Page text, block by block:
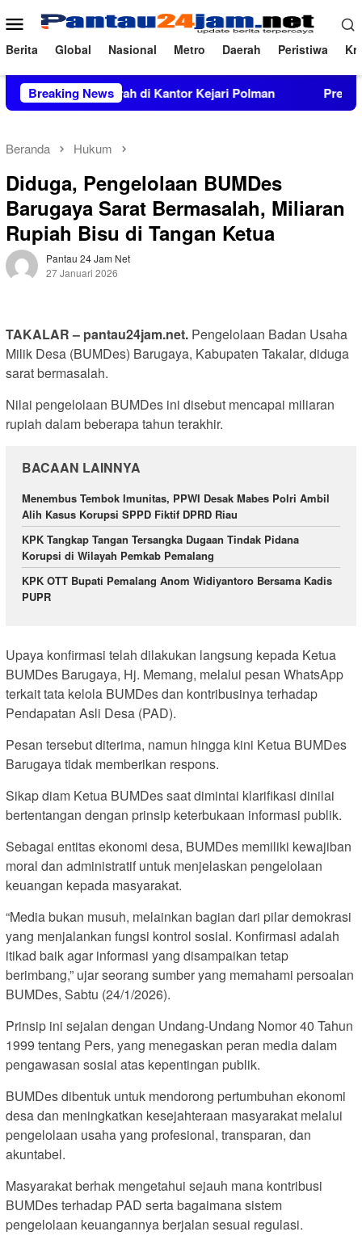
ke
konten
Menu
Mobile
Berita Global Nasional Metro Daerah Peristiwa
Breaking News
Inkrah di Kantor Kejari Polman Prevalensi
Beranda Hukum
Diduga, Pengelolaan BUMDes
Barugaya Sarat Bermasalah, Miliaran
Rupiah Bisu di Tangan Ketua
Pantau 24 Jam Net
27 Januari 2026
TAKALAR – pantau24jam.net. Pengelolaan Badan Usaha
Milik Desa (BUMDes) Barugaya, Kabupaten Takalar, diduga
sarat bermasalah.
Nilai pengelolaan BUMDes ini disebut mencapai miliaran
rupiah dalam beberapa tahun terakhir.
BACAAN LAINNYA
Menembus Tembok Imunitas, PPWI Desak Mabes Polri Ambil
Alih Kasus Korupsi SPPD Fiktif DPRD Riau
KPK Tangkap Tangan Tersangka Dugaan Tindak Pidana
Korupsi di Wilayah Pemkab Pemalang
KPK OTT Bupati Pemalang Anom Widiyantoro Bersama Kadis
PUPR
Upaya konfirmasi telah dilakukan langsung kepada Ketua
BUMDes Barugaya, Hj. Memang, melalui pesan WhatsApp
terkait tata kelola BUMDes dan kontribusinya terhadap
Pendapatan Asli Desa (PAD).
Pesan tersebut diterima, namun hingga kini Ketua BUMDes
Barugaya tidak memberikan respons.
Sikap diam Ketua BUMDes saat dimintai klarifikasi dinilai
bertentangan dengan prinsip keterbukaan informasi publik.
Sebagai entitas ekonomi desa, BUMDes memiliki kewajiban
moral dan administratif untuk menjelaskan pengelolaan
keuangan kepada masyarakat.
“Media bukan musuh, melainkan bagian dari pilar demokrasi
yang menjalankan fungsi kontrol sosial. Konfirmasi adalah
itikad baik agar informasi yang disampaikan tetap
berimbang,” ujar seorang sumber yang memahami persoalan
BUMDes, Sabtu (24/1/2026).
Prinsip ini sejalan dengan Undang-Undang Nomor 40 Tahun
1999 tentang Pers, yang menegaskan peran media dalam
pengawasan sosial atas kepentingan publik.
BUMDes dibentuk untuk mendorong pertumbuhan ekonomi
desa dan meningkatkan kesejahteraan masyarakat melalui
pengelolaan usaha yang profesional, transparan, dan
akuntabel.
Masyarakat berhak mengetahui sejauh mana kontribusi
BUMDes terhadap PAD serta bagaimana sistem
pengelolaan keuangannya berjalan sesuai regulasi.